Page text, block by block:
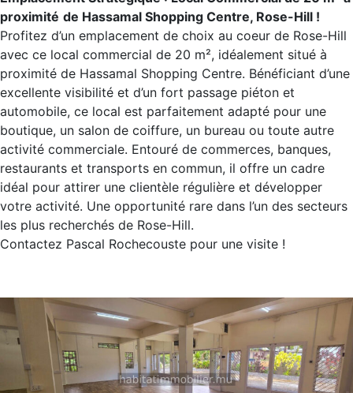
proximité de Hassamal Shopping Centre, Rose-Hill !
Profitez d’un emplacement de choix au coeur de Rose-Hill
avec ce local commercial de 20 m², idéalement situé à
proximité de Hassamal Shopping Centre. Bénéficiant d’une
excellente visibilité et d’un fort passage piéton et
automobile, ce local est parfaitement adapté pour une
boutique, un salon de coiffure, un bureau ou toute autre
activité commerciale. Entouré de commerces, banques,
restaurants et transports en commun, il offre un cadre
idéal pour attirer une clientèle régulière et développer
votre activité. Une opportunité rare dans l’un des secteurs
les plus recherchés de Rose-Hill.
Contactez Pascal Rochecouste pour une visite !